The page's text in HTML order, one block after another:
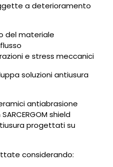
a deterioramento
del materiale
e stress meccanici
soluzioni antiusura
antiabrasione
shield
progettati su
considerando: